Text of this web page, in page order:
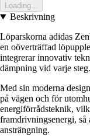
Loading...
Beskrivning
Löparskorna adidas
en oöverträffad
integrerar innovativ
dämpning vid varje steg.
Med sin moderna
på vägen och för
energiförrådsteknik,
framdrivningsenergi, så
ansträngning.